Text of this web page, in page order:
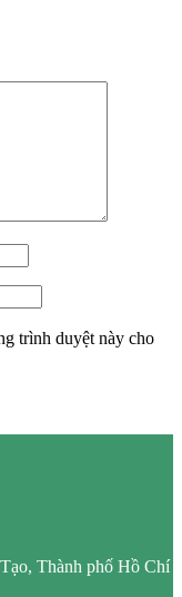
trình duyệt này cho
Thành phố Hồ Chí